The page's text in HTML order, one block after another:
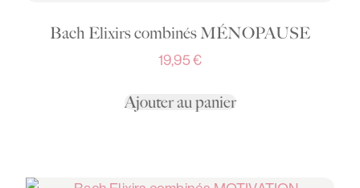
Bach Elixirs combinés MÉNOPAUSE
19,95€
Ajouter au panier